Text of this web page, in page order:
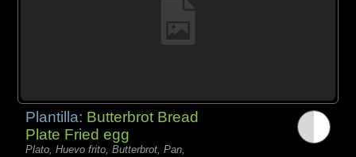
Plantilla: Butterbrot Bread
Plate Fried egg
Plato, Huevo frito, Butterbrot, Pan,